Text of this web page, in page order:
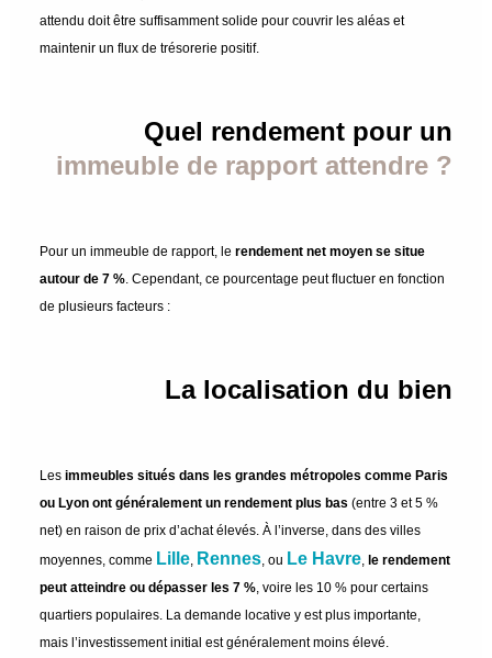
attendu doit être suffisamment solide pour couvrir les aléas et
maintenir un flux de trésorerie positif.
Quel rendement pour un
immeuble de rapport attendre ?
Pour un immeuble de rapport, lerendement net moyen se situe
autour de 7 % . Cependant, ce pourcentage peut fluctuer en fonction
de plusieurs facteurs :
La localisation du bien
Lesimmeubles situés dans les grandes métropoles comme Paris
ou Lyon ont généralement un rendement plus bas (entre 3 et 5 %
net) en raison de prix d’achat élevés. À l’inverse, dans des villes
moyennes, comme Lille Rennes , ou Le Havre ,le rendement
peut atteindre ou dépasser les 7 % , voire les 10 % pour certains
quartiers populaires. La demande locative y est plus importante,
mais l’investissement initial est généralement moins élevé.